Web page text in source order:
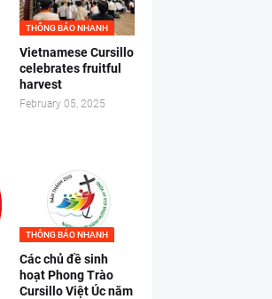
THÔNG BÁO NHANH
Vietnamese Cursillo
celebrates fruitful
harvest
February 05, 2025
THÔNG BÁO NHANH
Các chủ đề sinh
hoạt Phong Trào
Cursillo Việt Úc năm